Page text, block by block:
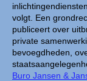
volgt. Een
publiceert over
private
bevoegdheden,
Buro Jansen &